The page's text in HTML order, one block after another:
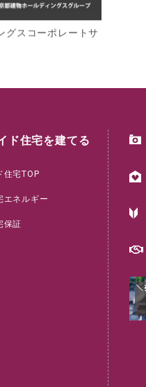
グスコーポレートサ
ド住宅を建てる
住宅TOP
エネルギー
保証